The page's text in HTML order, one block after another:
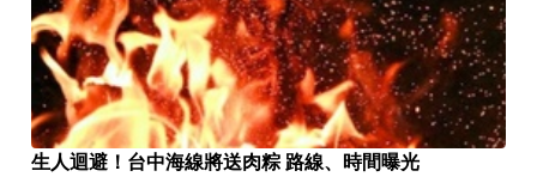
生人迴避！台中海線將送肉粽 路線、時間曝光